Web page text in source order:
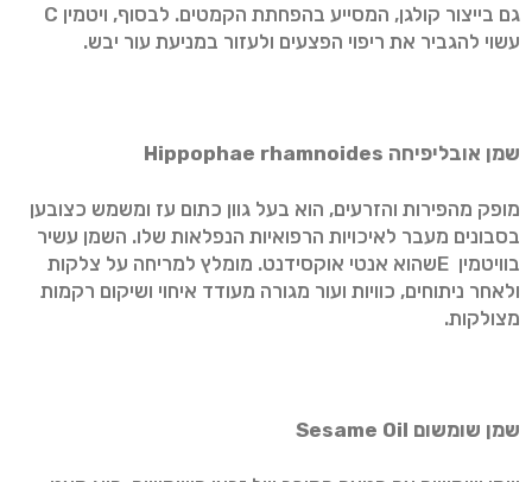
גם בייצור קולגן, המסייע בהפחתת הקמטים. לבסוף, ויטמין C
עשוי להגביר את ריפוי הפצעים ולעזור במניעת עור יבש.
שמן אובליפיחה Hippophae rhamnoides
מופק מהפירות והזרעים, הוא בעל גוון כתום עז ומשמש כצובען
בסבונים מעבר לאיכויות הרפואיות הנפלאות שלו. השמן עשיר
בוויטמין Eשהוא אנטי אוקסידנט. מומלץ למריחה על צלקות
ולאחר ניתוחים, כוויות ועור מגורה מעודד איחוי ושיקום רקמות
מצולקות.
שמן שומשום Sesame Oil